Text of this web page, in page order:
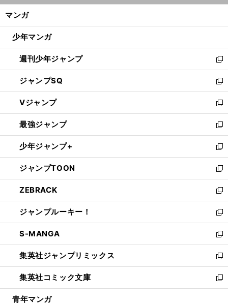
ン
ウ
開
く
マンガ
少年マンガ
週刊少年ジャンプ
新
し
い
ウ
ィ
ン
ド
ウ
で
開
く
ジャンプSQ
新
し
い
ウ
ィ
ン
ド
ウ
で
開
く
Vジャンプ
新
し
い
ウ
ィ
ン
ド
ウ
で
開
く
最強ジャンプ
新
し
い
ウ
ィ
ン
ド
ウ
で
開
く
少年ジャンプ+
新
し
い
ウ
ィ
ン
ド
ウ
で
開
く
ジャンプTOON
新
し
い
ウ
ィ
ン
ド
ウ
で
開
く
ZEBRACK
新
し
い
ウ
ィ
ン
ド
ウ
で
開
ジャンプルーキー！
新
し
い
ウ
ィ
ン
ド
ウ
S-MANGA
新
し
い
ウ
ィ
ン
集英社ジャンプリミックス
新
し
い
ウ
集英社コミック文庫
新
し
青年マンガ